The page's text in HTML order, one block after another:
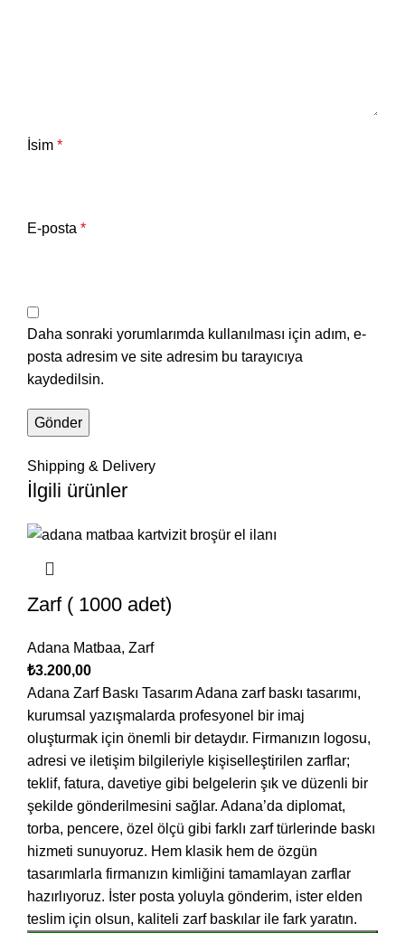
İsim *
E-posta *
Daha sonraki yorumlarımda kullanılması için adım, e-
posta adresim ve site adresim bu tarayıcıya
kaydedilsin.
Shipping & Delivery
İlgili ürünler
Zarf ( 1000 adet)
Adana Matbaa, Zarf
₺3.200,00
Adana Zarf Baskı Tasarım Adana zarf baskı tasarımı,
kurumsal yazışmalarda profesyonel bir imaj
oluşturmak için önemli bir detaydır. Firmanızın logosu,
adresi ve iletişim bilgileriyle kişiselleştirilen zarflar;
teklif, fatura, davetiye gibi belgelerin şık ve düzenli bir
şekilde gönderilmesini sağlar. Adana’da diplomat,
torba, pencere, özel ölçü gibi farklı zarf türlerinde baskı
hizmeti sunuyoruz. Hem klasik hem de özgün
tasarımlarla firmanızın kimliğini tamamlayan zarflar
hazırlıyoruz. İster posta yoluyla gönderim, ister elden
teslim için olsun, kaliteli zarf baskılar ile fark yaratın.